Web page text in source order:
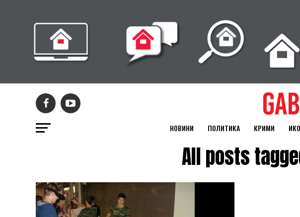
НОВИНИ ПОЛИТИКА КРИМИ
All posts